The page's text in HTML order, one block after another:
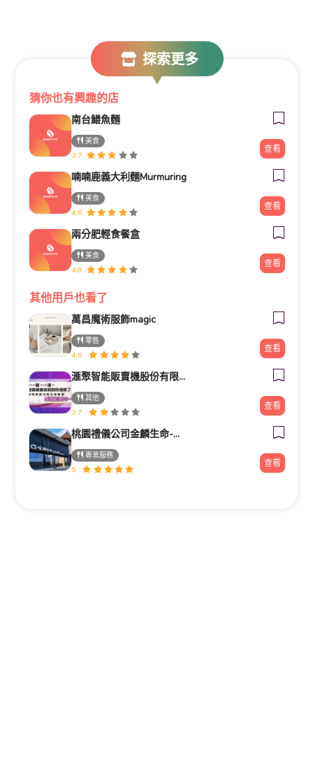
探索更多
猜你也有興趣的店
南台鱔魚麵
美食
3.7
查看
喃喃鹿義大利麵Murmuring
美食
4.6
查看
兩分肥輕食餐盒
美食
4.8
查看
其他用戶也看了
萬昌魔術服飾magic
零售
4.6
查看
滙聚智能販賣機股份有限公司
其他
2.7
查看
桃園禮儀公司金麟生命-桃園中壢禮儀公司葬儀社台北新北新竹全省推薦
專業服務
5
查看